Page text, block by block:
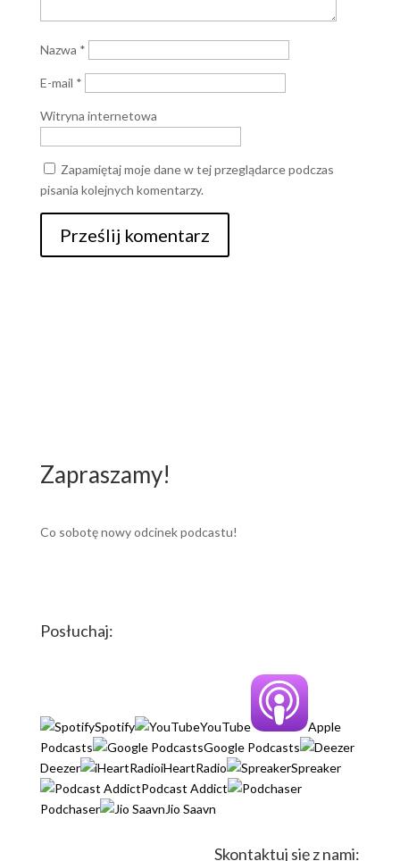
Nazwa *
E-mail *
Witryna internetowa
Zapamiętaj moje dane w tej przeglądarce podczas
pisania kolejnych komentarzy.
Zapraszamy!
Co sobotę nowy odcinek podcastu!
Posłuchaj:
Spotify YouTube
Apple
Podcasts
Google Podcasts
Deezer
iHeartRadio
Spreaker
Podcast Addict
Podchaser
Jio Saavn
Skontaktuj się z nami: